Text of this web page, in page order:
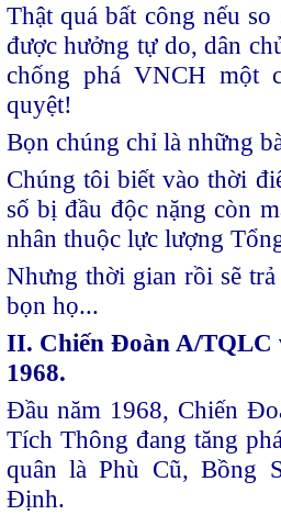
Thật quá bất công nếu
được hưởng tự do, dân
chống phá VNCH một
quyệt!
Bọn chúng chỉ là những
Chúng tôi biết vào thời
số bị đầu độc nặng còn
nhân thuộc lực lượng
Nhưng thời gian rồi sẽ
bọn họ...
II. Chiến Đoàn A/TQLC
1968.
Đầu năm 1968, Chiến
Tích Thông đang tăng
quân là Phù Cũ, Bồng
Định.